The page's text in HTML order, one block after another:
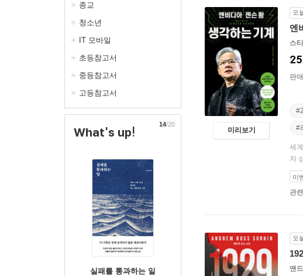
종교
청소년
IT 모바일
초등참고서
중등참고서
고등참고서
What's up!
실패를 통과하는 일
14/20
미리보기
오
엔
스
판
#
세
자
이
관
오
앤